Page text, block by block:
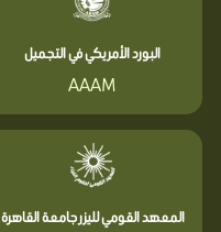
البورد الأمريكي في التجميل
AAAM
المعهد القومي لليزر جامعة القاهرة